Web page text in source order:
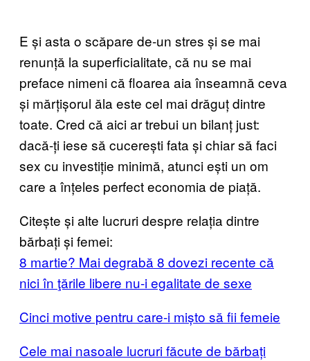
E și asta o scăpare de-un stres și se mai
renunță la superficialitate, că nu se mai
preface nimeni că floarea aia înseamnă ceva
și mărțișorul ăla este cel mai drăguț dintre
toate. Cred că aici ar trebui un bilanț just:
dacă-ți iese să cucerești fata și chiar să faci
sex cu investiție minimă, atunci ești un om
care a înțeles perfect economia de piață.
Citește și alte lucruri despre relația dintre
bărbați și femei:
8 martie? Mai degrabă 8 dovezi recente că
nici în ţările libere nu-i egalitate de sexe
Cinci motive pentru care-i mișto să fii femeie
Cele mai nasoale lucruri făcute de bărbați